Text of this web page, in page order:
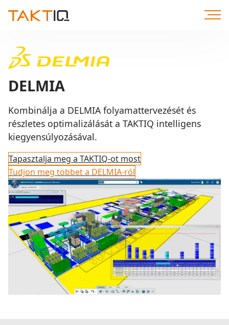
DELMIA
Kombinálja a DELMIA folyamattervezését és
részletes optimalizálását a TAKTIQ intelligens
kiegyensúlyozásával.
Tapasztalja meg a TAKTIQ-ot most
Tudjon meg többet a DELMIA-ról